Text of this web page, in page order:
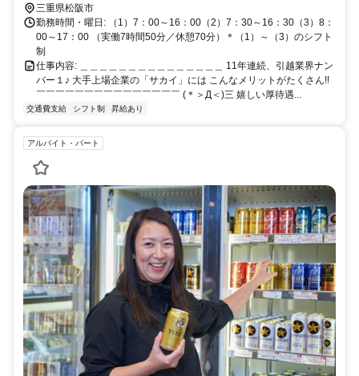
三重県松阪市
勤務時間・曜日: （1）7：00～16：00（2）7：30～16：30（3）8：
00～17：00 （実働7時間50分／休憩70分）＊（1）～（3）のシフト
制
仕事内容: ＿＿＿＿＿＿＿＿＿＿＿＿＿＿＿ 11年連続、引越業界ナン
バー１♪ 大手上場企業の「サカイ」には こんなメリットがたくさん!!
￣￣￣￣￣￣￣￣￣￣￣￣￣￣￣ (＊＞Д＜)三 嬉しい厚待遇...
交通費支給 シフト制 昇給あり
アルバイト・パート